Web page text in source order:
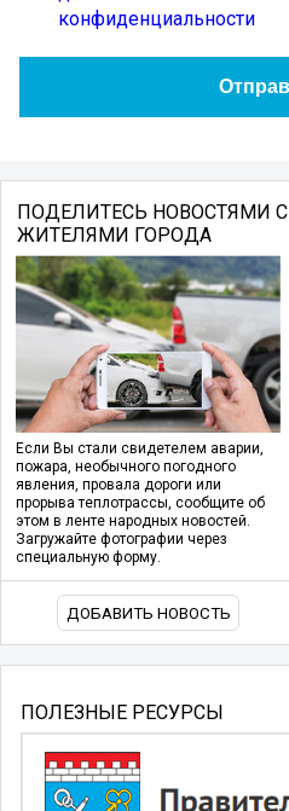
конфиденциальности
ПОДЕЛИТЕСЬ НОВОСТЯМИ С
ЖИТЕЛЯМИ ГОРОДА
Если Вы стали свидетелем аварии,
пожара, необычного погодного
явления, провала дороги или
прорыва теплотрассы, сообщите об
этом в ленте народных новостей.
Загружайте фотографии через
специальную форму.
ДОБАВИТЬ НОВОСТЬ
ПОЛЕЗНЫЕ РЕСУРСЫ